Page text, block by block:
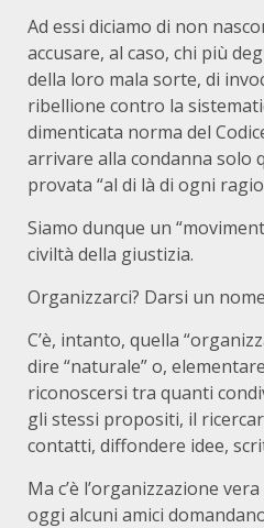
Ad essi diciamo di non
accusare, al caso, chi più
della loro mala sorte, di
ribellione contro la
dimenticata norma del
arrivare alla condanna solo
provata “al di là di ogni
Siamo dunque un
civiltà della giustizia.
Organizzarci? Darsi un
C’è, intanto, quella
dire “naturale” o,
riconoscersi tra quanti
gli stessi propositi, il
contatti, diffondere idee,
Ma c’è l’organizzazione
oggi alcuni amici